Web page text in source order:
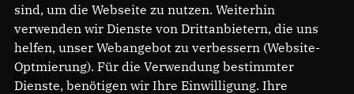
Rotdornweg 10
72116 Mössingen
E-Mail: info@cdu-moessingen.de
sind, um die Webseite zu nutzen. Weiterhin
verwenden wir Dienste von Drittanbietern, die uns
helfen, unser Webangebot zu verbessern (Website-
Optmierung). Für die Verwendung bestimmter
Dienste, benötigen wir Ihre Einwilligung. Ihre